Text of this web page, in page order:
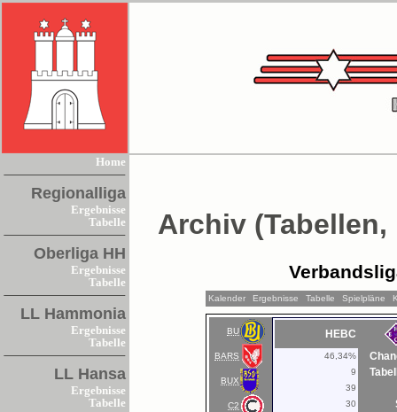
Home
Regionalliga
Ergebnisse
Tabelle
Oberliga HH
Ergebnisse
Tabelle
LL Hammonia
Ergebnisse
Tabelle
LL Hansa
Ergebnisse
Tabelle
Archiv
Kalender Ergebnisse Tabelle Spielpläne
BU
BARS
BUX
C2
HEBC
46,34%
9
39
30